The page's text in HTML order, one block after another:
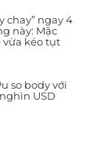
chay” ngay 4
này: Mặc
vừa kéo tụt
so body với
USD